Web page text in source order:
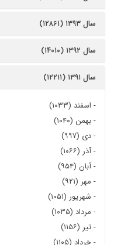
سال ۱۳۹۳ (۱۲۸۶۱)
سال ۱۳۹۲ (۱۴۰۱۰)
سال ۱۳۹۱ (۱۲۲۱۱)
- اسفند (۱۰۳۳)
-بهمن (۱۰۴۰)
-دی (۹۹۷)
-آذر (۱۰۶۶)
-آبان (۹۵۴)
- مهر (۹۲۱)
- شهریور (۱۰۵۱)
- مرداد (۱۰۳۵)
-تیر (۱۱۵۶)
-خرداد (۱۱۰۵)